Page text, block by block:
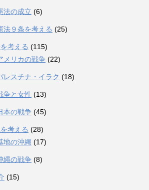
法の成立 (6)
法９条を考える (25)
考える (115)
メリカの戦争 (22)
レスチナ・イラク (18)
争と女性 (13)
本の戦争 (45)
考える (28)
地の沖縄 (17)
縄の戦争 (8)
(15)